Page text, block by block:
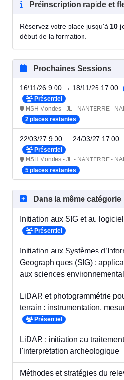
Préinscription rapide et
Réservez votre place jusqu'à 10
début de la formation.
Prochaines Sessions
16/11/26 9:00 → 18/11/26 17:00
Présentiel
MSH Mondes - JL - NANTERRE -
2 places restantes
22/03/27 9:00 → 24/03/27 17:00
Présentiel
MSH Mondes - JL - NANTERRE -
5 places restantes
Dans la même catégorie
Initiation aux SIG et au
Présentiel
Initiation aux Systèmes
Géographiques (SIG) :
aux sciences
LiDAR et photogrammétrie
terrain : instrumentation,
Présentiel
LiDAR : initiation au
l'interprétation archéologique
Méthodes et stratégies du